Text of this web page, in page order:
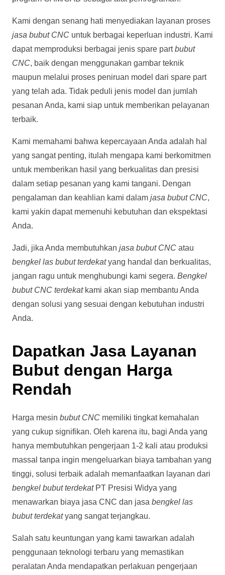
Kami dengan senang hati menyediakan layanan proses
jasa bubut CNC untuk berbagai keperluan industri. Kami
dapat memproduksi berbagai jenis spare partbubut
CNC, baik dengan menggunakan gambar teknik
maupun melalui proses peniruan model dari spare part
yang telah ada. Tidak peduli jenis model dan jumlah
pesanan Anda, kami siap untuk memberikan pelayanan
terbaik.
Kami memahami bahwa kepercayaan Anda adalah hal
yang sangat penting, itulah mengapa kami berkomitmen
untuk memberikan hasil yang berkualitas dan presisi
dalam setiap pesanan yang kami tangani. Dengan
pengalaman dan keahlian kami dalam jasa bubut CNC,
kami yakin dapat memenuhi kebutuhan dan ekspektasi
Anda.
Jadi, jika Anda membutuhkan jasa bubut CNC atau
bengkel las bubut terdekatyang handal dan berkualitas,
jangan ragu untuk menghubungi kami segera. Bengkel
bubut CNC terdekatkami akan siap membantu Anda
dengan solusi yang sesuai dengan kebutuhan industri
Anda.
Dapatkan Jasa Layanan
Bubut dengan Harga
Rendah
Harga mesin bubut CNC memiliki tingkat kemahalan
yang cukup signifikan. Oleh karena itu, bagi Anda yang
hanya membutuhkan pengerjaan 1-2 kali atau produksi
massal tanpa ingin mengeluarkan biaya tambahan yang
tinggi, solusi terbaik adalah memanfaatkan layanan dari
bengkel bubut terdekatPT Presisi Widya yang
menawarkan biaya jasa CNC dan jasa bengkel las
bubut terdekatyang sangat terjangkau.
Salah satu keuntungan yang kami tawarkan adalah
penggunaan teknologi terbaru yang memastikan
peralatan Anda mendapatkan perlakuan pengerjaan